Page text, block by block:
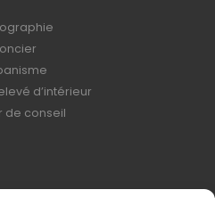
d’intérieur
de conseil